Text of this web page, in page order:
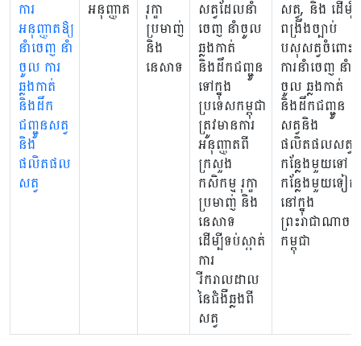
ការ
អនុញ្ញាតឱ្យ
នាំចេញ​ នាំ
ចូល ការ
ឆ្លងកាត់
និងដឹក
ជញ្ជូនសត្វ
និង
ផលិតផល
សត្វ
អនុញ្ញាត
រុក្ខា
ប្រមាញ់
និង
នេសាទ
សត្វដែលនាំ
ចេញ នាំចូល​
ឆ្លងកាត់
និងដឹកជញ្ជូន
ទៅក្នុង
ប្រទេសកម្ពុជា
ត្រូវមានការ
អនុញ្ញាតពី
ក្រសួង
កសិកម្ម រុក្ខា
ប្រមាញ់ និង
នេសាទ
ដើម្បីទប់ស្កាត់
ការ
រីករាលដាល
នៃជំងឺឆ្លងពី
សត្វ
សត្វ, និង ដើម្បី
ពង្រឹងច្បាប់
បសុសត្វចំពោះ
ការនាំចេញ នាំ
ចូល ឆ្លងកាត់
និងដឹកជញ្ជូន
សត្វនិង
ផលិតផលសត្វពី
កន្លែងមួយទៅ
កន្លែងមួយទៀត
នៅក្នុង
ព្រះរាជាណាចក្
កម្ពុជា